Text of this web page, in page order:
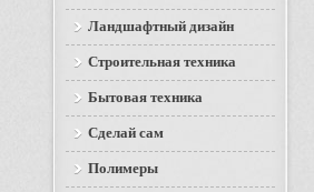
Ландшафтный дизайн
Строительная техника
Бытовая техника
Сделай сам
Полимеры